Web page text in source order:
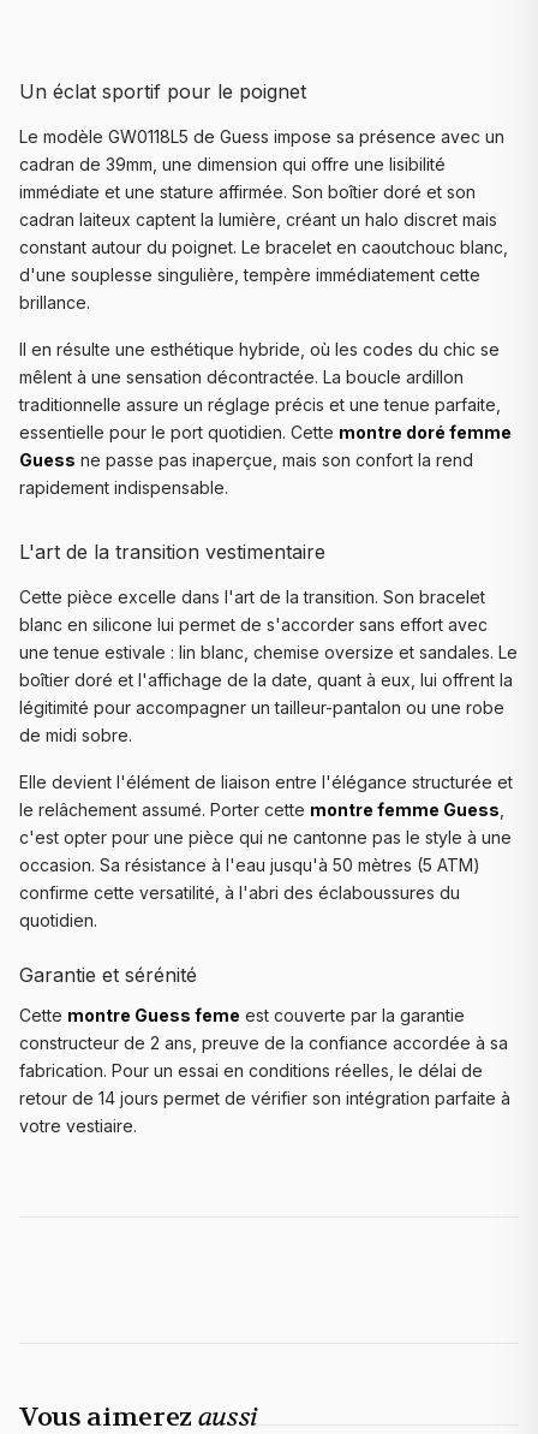
Un éclat sportif pour le poignet
Le modèle GW0118L5 de Guess impose sa présence avec un
cadran de 39mm, une dimension qui offre une lisibilité
immédiate et une stature affirmée. Son boîtier doré et son
cadran laiteux captent la lumière, créant un halo discret mais
constant autour du poignet. Le bracelet en caoutchouc blanc,
d'une souplesse singulière, tempère immédiatement cette
brillance.
Il en résulte une esthétique hybride, où les codes du chic se
mêlent à une sensation décontractée. La boucle ardillon
traditionnelle assure un réglage précis et une tenue parfaite,
essentielle pour le port quotidien. Cette montre doré femme
Guess ne passe pas inaperçue, mais son confort la rend
rapidement indispensable.
L'art de la transition vestimentaire
Cette pièce excelle dans l'art de la transition. Son bracelet
blanc en silicone lui permet de s'accorder sans effort avec
une tenue estivale : lin blanc, chemise oversize et sandales. Le
boîtier doré et l'affichage de la date, quant à eux, lui offrent la
légitimité pour accompagner un tailleur-pantalon ou une robe
de midi sobre.
Elle devient l'élément de liaison entre l'élégance structurée et
le relâchement assumé. Porter cette montre femme Guess
c'est opter pour une pièce qui ne cantonne pas le style à une
occasion. Sa résistance à l'eau jusqu'à 50 mètres (5 ATM)
confirme cette versatilité, à l'abri des éclaboussures du
quotidien.
Garantie et sérénité
Cette montre Guess feme est couverte par la garantie
constructeur de 2 ans, preuve de la confiance accordée à sa
fabrication. Pour un essai en conditions réelles, le délai de
retour de 14 jours permet de vérifier son intégration parfaite à
votre vestiaire.
Vous aimerez aussi